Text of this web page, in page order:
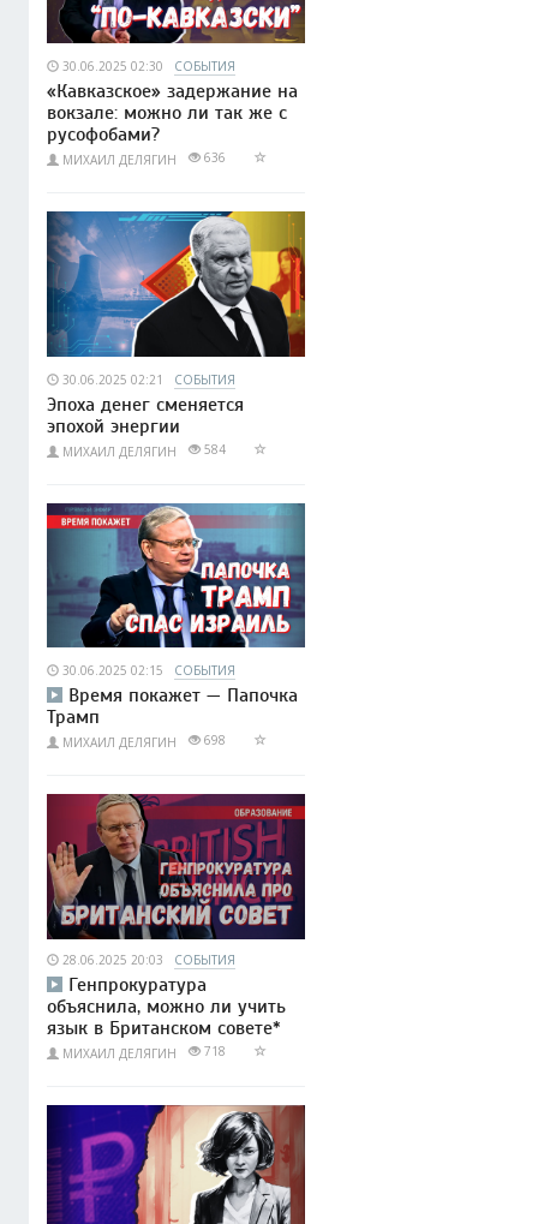
30.06.2025 02:30 СОБЫТИЯ
«Кавказское» задержание на
вокзале: можно ли так же с
русофобами?
МИХАИЛ ДЕЛЯГИН 636
30.06.2025 02:21 СОБЫТИЯ
Эпоха денег сменяется
эпохой энергии
МИХАИЛ ДЕЛЯГИН 584
30.06.2025 02:15 СОБЫТИЯ
Время покажет — Папочка
Трамп
МИХАИЛ ДЕЛЯГИН 698
28.06.2025 20:03 СОБЫТИЯ
Генпрокуратура
объяснила, можно ли учить
язык в Британском совете*
МИХАИЛ ДЕЛЯГИН 718